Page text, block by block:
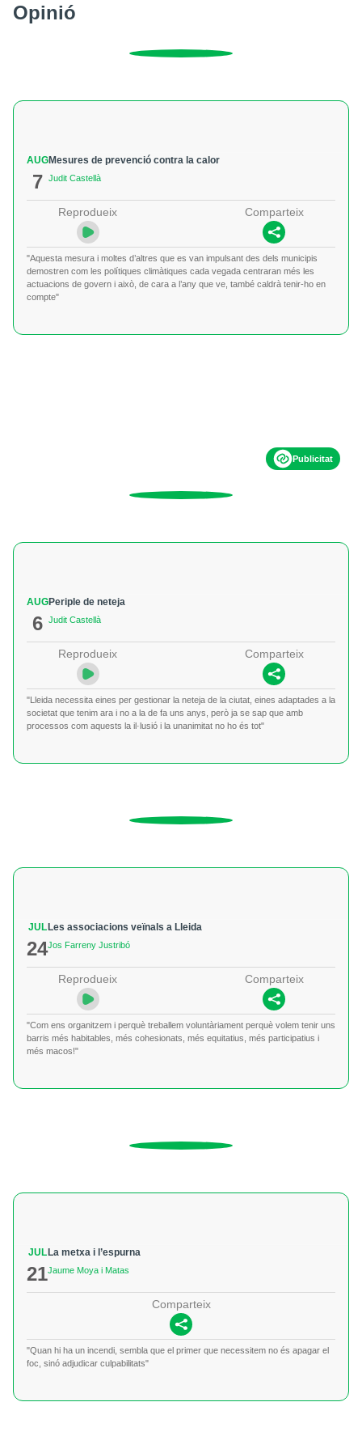
Opinió
AUG
7
Mesures de prevenció contra la calor
Judit Castellà
Reprodueix Comparteix
"Aquesta mesura i moltes d’altres que es van impulsant des dels municipis
demostren com les polítiques climàtiques cada vegada centraran més les
actuacions de govern i això, de cara a l’any que ve, també caldrà tenir-ho en
compte"
Publicitat
AUG
6
Periple de neteja
Judit Castellà
Reprodueix Comparteix
"Lleida necessita eines per gestionar la neteja de la ciutat, eines adaptades a la
societat que tenim ara i no a la de fa uns anys, però ja se sap que amb
processos com aquests la il·lusió i la unanimitat no ho és tot"
JUL
24
Les associacions veïnals a Lleida
Jos Farreny Justribó
Reprodueix Comparteix
"Com ens organitzem i perquè treballem voluntàriament perquè volem tenir uns
barris més habitables, més cohesionats, més equitatius, més participatius i
més macos!"
JUL
21
La metxa i l’espurna
Jaume Moya i Matas
Comparteix
"Quan hi ha un incendi, sembla que el primer que necessitem no és apagar el
foc, sinó adjudicar culpabilitats"